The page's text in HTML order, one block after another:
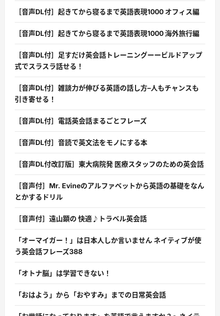
［音声DL付］起きてから寝るまで英語表現1000 オフィス編
［音声DL付］起きてから寝るまで英語表現1000 海外旅行編
［音声DL付］足すだけ英会話トレーニングーービルドアップ
式でスラスラ話せる！
［音声DL付］雑談力が伸びる英語の話し方–人もチャンスも
引き寄せる！
［音声DL付］電話英会話まるごとフレーズ
［音声DL付］音読で英文法をモノにする本
［音声DL付改訂版］東大病院発 医療スタッフのための英会話
［音声付］Mr. Evineのアルファベットから英語の基礎をなん
とかするドリル
［音声付］遠山顕の 快適♪トラベル英会話
「オーマイガー！」は日本人しか言いません ネイティブが使
う英会話フレーズ388
「オトナ脳」は学習できない！
「おはよう」から「おやすみ」までの日常英会話